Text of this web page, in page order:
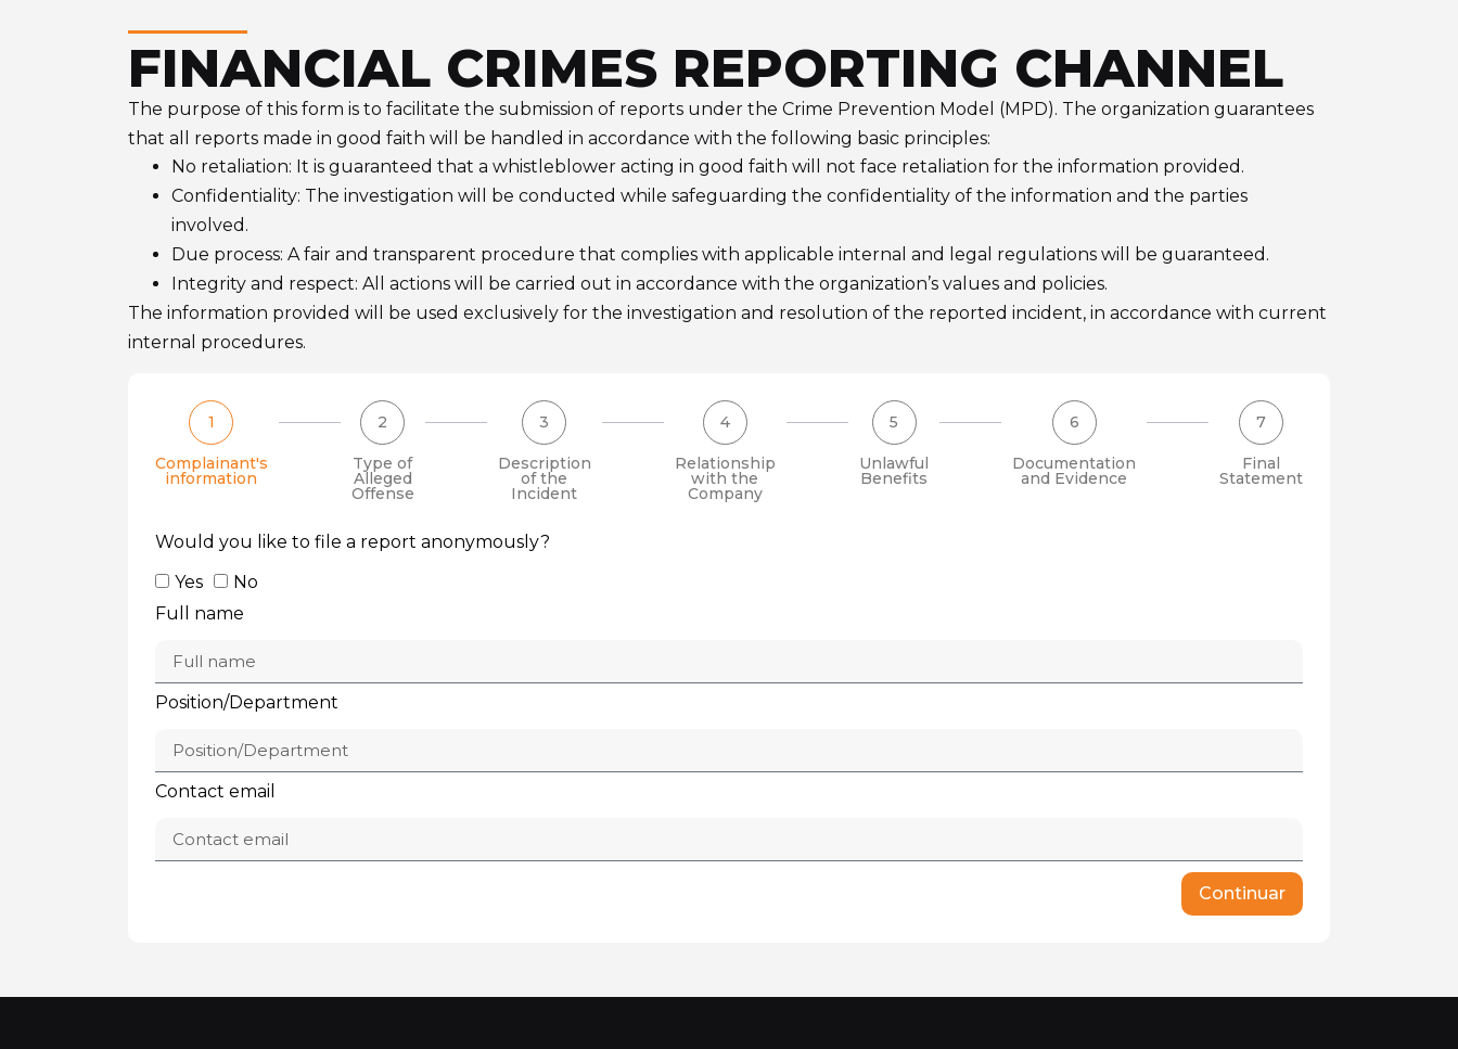
FINANCIAL CRIMES REPORTING CHANNEL
The purpose of this form is to facilitate the submission of reports under the Crime Prevention Model (MPD). The organization guarantees
that all reports made in good faith will be handled in accordance with the following basic principles:
No retaliation: It is guaranteed that a whistleblower acting in good faith will not face retaliation for the information provided.
Confidentiality: The investigation will be conducted while safeguarding the confidentiality of the information and the parties
involved.
Due process: A fair and transparent procedure that complies with applicable internal and legal regulations will be guaranteed.
Integrity and respect: All actions will be carried out in accordance with the organization’s values and policies.
The information provided will be used exclusively for the investigation and resolution of the reported incident, in accordance with current
internal procedures.
1
Complainant's
information
2
Type of
Alleged
Offense
3
Description
of the
Incident
4
Relationship
with the
Company
5
Unlawful
Benefits
6
Documentation
and Evidence
7
Final
Statement
Would you like to file a report anonymously?
Yes
No
Full name
Position/Department
Contact email
Continuar